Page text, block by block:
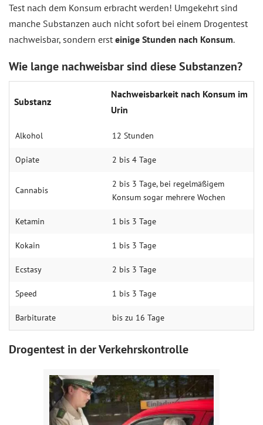
Test nach dem Konsum erbracht werden! Umgekehrt sind
manche Substanzen auch nicht sofort bei einem Drogentest
nachweisbar, sondern erst einige Stunden nach Konsum.
Wie lange nachweisbar sind diese Substanzen?
Substanz
Nachweisbarkeit nach Konsum im
Urin
Alkohol 12 Stunden
Opiate 2 bis 4 Tage
Cannabis
2 bis 3 Tage, bei regelmäßigem
Konsum sogar mehrere Wochen
Ketamin 1 bis 3 Tage
Kokain 1 bis 3 Tage
Ecstasy 2 bis 3 Tage
Speed 1 bis 3 Tage
Barbiturate bis zu 16 Tage
Drogentest in der Verkehrskontrolle